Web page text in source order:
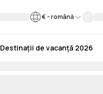
€ -română
Destinații de vacanță 2026